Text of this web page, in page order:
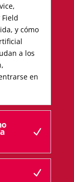
y cómo
a los
en